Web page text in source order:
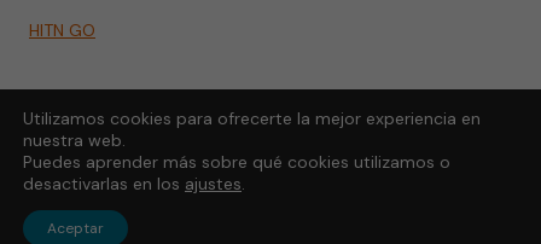
HITN GO
Utilizamos cookies para ofrecerte la mejor experiencia en
nuestra web.
Puedes aprender más sobre qué cookies utilizamos o
desactivarlas en los ajustes.
Aceptar